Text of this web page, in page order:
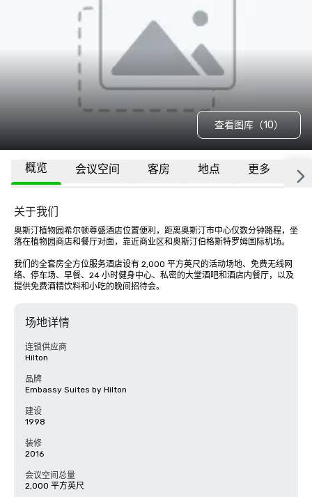
查看图库（10）
概览 会议空间 客房 地点 更多 常
关于我们
奥斯汀植物园希尔顿尊盛酒店位置便利，距离奥斯汀市中心仅数分钟路程，坐
落在植物园商店和餐厅对面，靠近商业区和奥斯汀伯格斯特罗姆国际机场。
我们的全套房全方位服务酒店设有 2,000 平方英尺的活动场地、免费无线网
络、停车场、早餐、24 小时健身中心、私密的大堂酒吧和酒店内餐厅，以及
提供免费酒精饮料和小吃的晚间招待会。
场地详情
连锁供应商
Hilton
品牌
Embassy Suites by Hilton
建设
1998
装修
2016
会议空间总量
2,000 平方英尺